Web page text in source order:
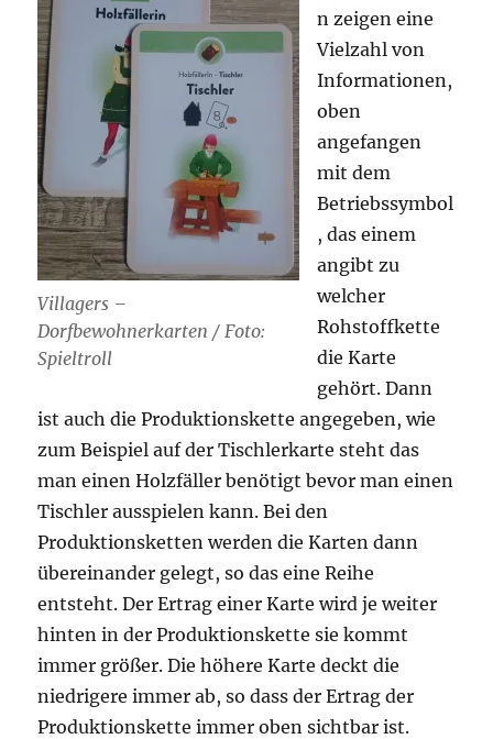
Villagers –
Dorfbewohnerkarten / Foto:
Spieltroll
n zeigen eine
Vielzahl von
Informationen,
oben
angefangen
mit dem
Betriebssymbol
, das einem
angibt zu
welcher
Rohstoffkette
die Karte
gehört. Dann
ist auch die Produktionskette angegeben, wie
zum Beispiel auf der Tischlerkarte steht das
man einen Holzfäller benötigt bevor man einen
Tischler ausspielen kann. Bei den
Produktionsketten werden die Karten dann
übereinander gelegt, so das eine Reihe
entsteht. Der Ertrag einer Karte wird je weiter
hinten in der Produktionskette sie kommt
immer größer. Die höhere Karte deckt die
niedrigere immer ab, so dass der Ertrag der
Produktionskette immer oben sichtbar ist.